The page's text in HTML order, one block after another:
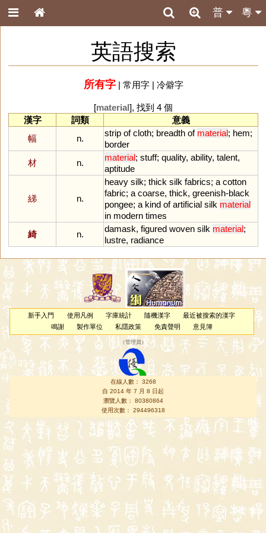
粵
普
英語搜索
所有字| 常用字| 冷僻字
[material], 找到 4 個
漢字
詞類
意義
幅
n.
strip of cloth; breadth of material; hem;
border
材
n.
material; stuff; quality, ability, talent,
aptitude
綈 n.
heavy silk; thick silk fabrics; a cotton
fabric; a coarse, thick, greenish-black
pongee; a kind of artificial silk material
in modern times
綺
n.
damask, figured woven silk material;
lustre, radiance
新手入門 使用凡例 字庫統計 隨機漢字
最近被搜索的漢字
鳴謝
製作單位 私隱政策 免責聲明 意見簿
（管理員 ）
在線人數： 3268
自 2014 年 7 月 8 日起
瀏覽人數： 80380864
使用次數： 294496318